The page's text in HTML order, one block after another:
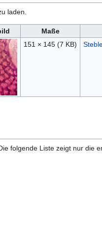
laden.
Maße
151 × 145 (7 KB)
folgende Liste zeigt nur die